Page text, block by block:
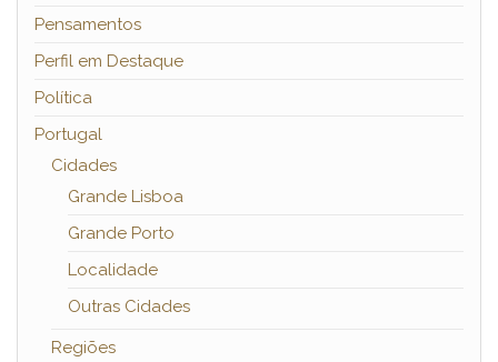
Pensamentos
Perfil em Destaque
Política
Portugal
Cidades
Grande Lisboa
Grande Porto
Localidade
Outras Cidades
Regiões